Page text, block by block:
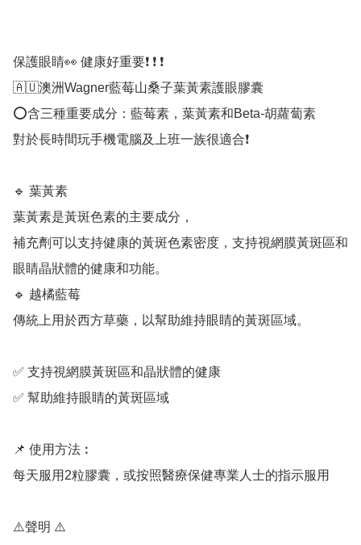
保護眼睛👀 健康好重要❗ ❗ ❗
🇦🇺澳洲Wagner藍莓山桑子葉黃素護眼膠囊
⭕含三種重要成分：藍莓素，葉黃素和Beta-胡蘿蔔素
對於長時間玩手機電腦及上班一族很適合❗
🔹 葉黃素
葉黃素是黃斑色素的主要成分，
補充劑可以支持健康的黃斑色素密度，支持視網膜黃斑區和
眼睛晶狀體的健康和功能。
🔹 越橘藍莓
傳統上用於西方草藥，以幫助維持眼睛的黃斑區域。
✅ 支持視網膜黃斑區和晶狀體的健康
✅ 幫助維持眼睛的黃斑區域
📌 使用方法︰
每天服用2粒膠囊，或按照醫療保健專業人士的指示服用
⚠️聲明 ⚠️